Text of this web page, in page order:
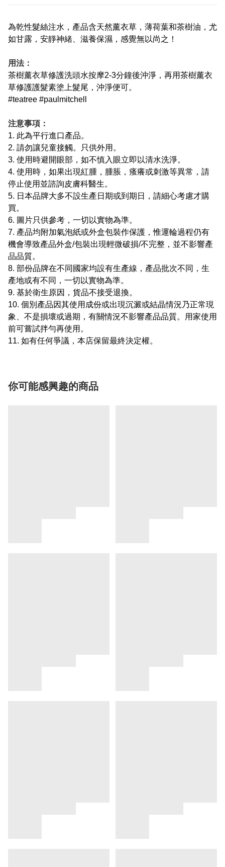
為乾性髮絲注水，產品含天然薰衣草，薄荷葉和茶樹油，尤
如甘露，安靜神緒、滋養保濕，感覺無以尚之！
用法：
茶樹薰衣草修護洗頭水按摩2-3分鐘後沖淨，再用茶樹薰衣
草修護護髮素塗上髮尾，沖淨便可。
#teatree #paulmitchell
注意事項：
1. 此為平行進口產品。
2. 請勿讓兒童接觸。只供外用。
3. 使用時避開眼部，如不慎入眼立即以清水洗淨。
4. 使用時，如果出現紅腫，腫脹，瘙癢或刺激等異常，請
停止使用並諮詢皮膚科醫生。
5. 日本品牌大多不設生產日期或到期日，請細心考慮才購
買。
6. 圖片只供參考，一切以實物為準。
7. 產品均附加氣泡紙或外盒包裝作保護，惟運輪過程仍有
機會導致產品外盒/包裝出現輕微破損/不完整，並不影響產
品品質。
8. 部份品牌在不同國家均設有生產線，產品批次不同，生
產地或有不同，一切以實物為準。
9. 基於衛生原因，貨品不接受退換。
10. 個別產品因其使用成份或出現沉澱或結晶情況乃正常現
象、不是損壞或過期，有關情況不影響產品品質。用家使用
前可嘗試拌勻再使用。
11. 如有任何爭議，本店保留最終決定權。
你可能感興趣的商品